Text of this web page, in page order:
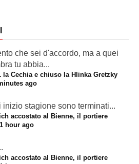
che sei d'accordo, ma a quei
tu abbia...
la Cechia e chiuso la Hlinka Gretzky
ago
stagione sono terminati...
accostato al Bienne, il portiere
1 hour ago
accostato al Bienne, il portiere